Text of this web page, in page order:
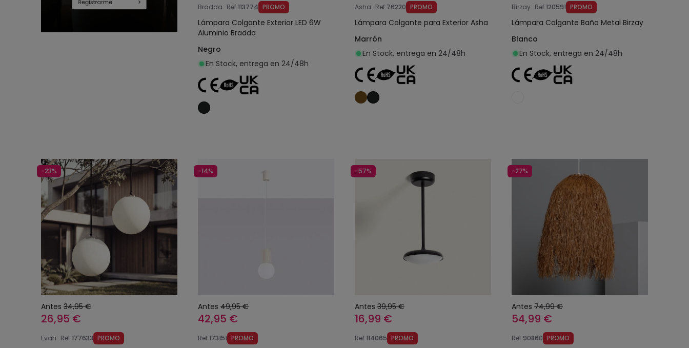
Bradda Ref113774 PROMO
Lámpara Colgante Exterior LED 6W
Aluminio Bradda
Negro
En Stock, entrega en 24/48h
Asha Ref 76220 PROMO
Lámpara Colgante para Exterior Asha
Marrón
En Stock, entrega en 24/48h
Birzay Ref120591 PROMO
Lámpara Colgante Baño Metal Birzay
Blanco
En Stock, entrega en 24/48h
-23%
Antes 34,95 €
26,95 €
Evan Ref177633 PROMO
-14%
Antes 49,95 €
42,95 €
Ref173151 PROMO
-57%
Antes 39,95 €
16,99 €
Ref114065 PROMO
-27%
Antes 74,99 €
54,99 €
Ref 90860 PROMO